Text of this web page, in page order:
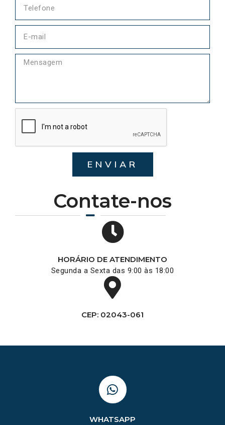
Contate-nos
HORÁRIO DE ATENDIMENTO
Segunda a Sexta das 9:00 às 18:00
CEP: 02043-061
ENVIAR
WHATSAPP